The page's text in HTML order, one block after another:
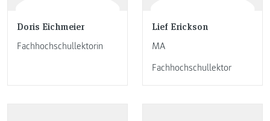
Doris Eichmeier
Fachhochschullektorin
Lief Erickson
MA
Fachhochschullektor